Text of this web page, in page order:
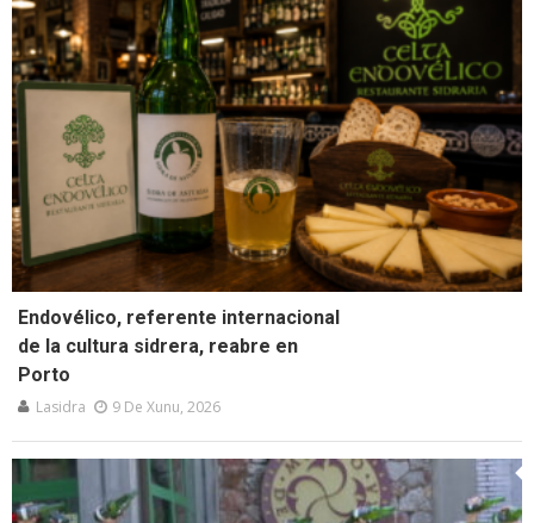
Endovélico, referente internacional
de la cultura sidrera, reabre en
Porto
Lasidra 9 De Xunu, 2026